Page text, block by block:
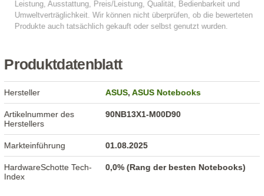
Produktdatenblatt
Hersteller ASUS,ASUS Notebooks
Artikelnummer des
Herstellers
90NB13X1-M00D90
Markteinführung 01.08.2025
HardwareSchotte Tech-
Index
0,0% (Rang der besten Notebooks)